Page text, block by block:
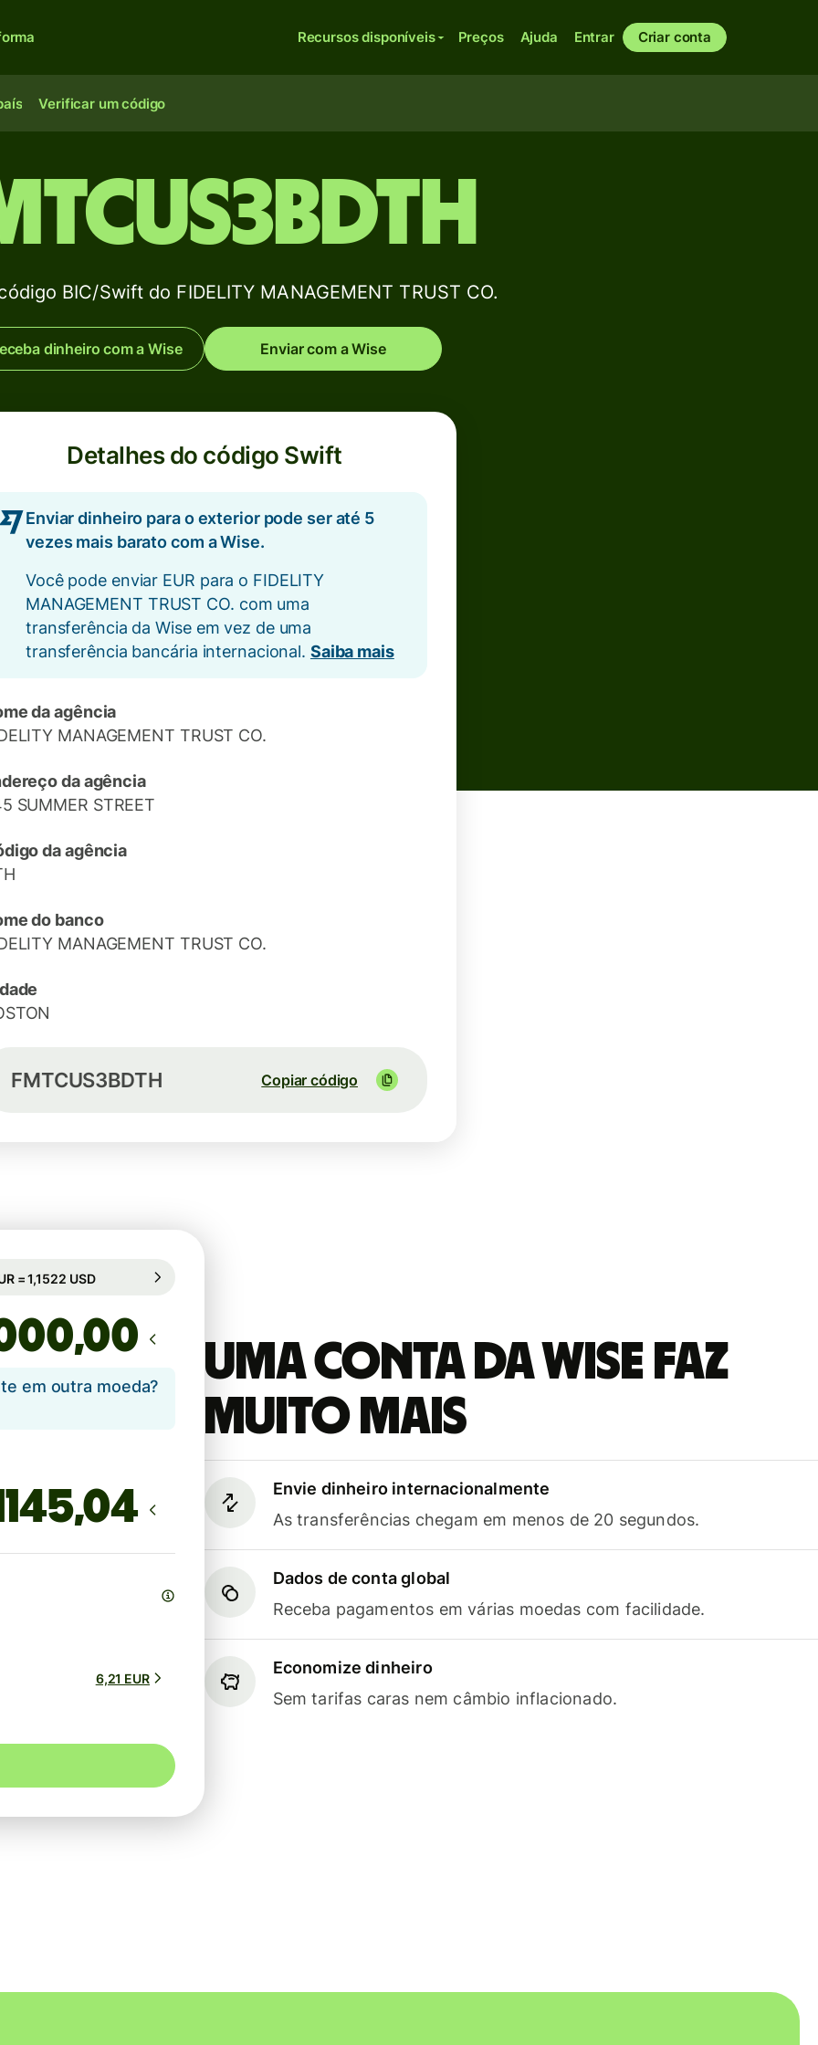
Recursos disponíveis Preços Ajuda Entrar Criar conta
Verificar um código
BIC/Swift do FIDELITY MANAGEMENT TRUST CO.
dinheiro com a Wise Enviar com a Wise
Detalhes do código Swift
Enviar dinheiro para o exterior pode ser até 5
vezes mais barato com a Wise.
Você pode enviar EUR para o FIDELITY
MANAGEMENT TRUST CO. com uma
transferência da Wise em vez de uma
transferência bancária internacional. Saiba mais
da agência
MANAGEMENT TRUST CO.
da agência
SUMMER STREET
da agência
do banco
MANAGEMENT TRUST CO.
FMTCUS3BDTH Copiar código
Uma conta da Wise faz
muito mais
Envie dinheiro internacionalmente
As transferências chegam em menos de 20 segundos.
Dados de conta global
Receba pagamentos em várias moedas com facilidade.
Economize dinheiro
Sem tarifas caras nem câmbio inflacionado.
garantido por 83h
,00
em outra moeda?
6,21 EUR